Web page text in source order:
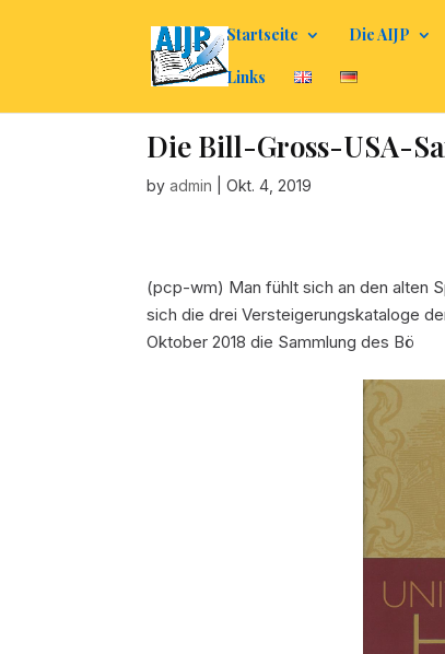
Startseite Die AIJP
Links
Die Bill-Gross-USA-
byadmin |Okt. 4, 2019
(pcp-wm) Man fühlt sich an den alten
sich die drei Versteigerungskataloge
Oktober 2018 die Sammlung des Bö